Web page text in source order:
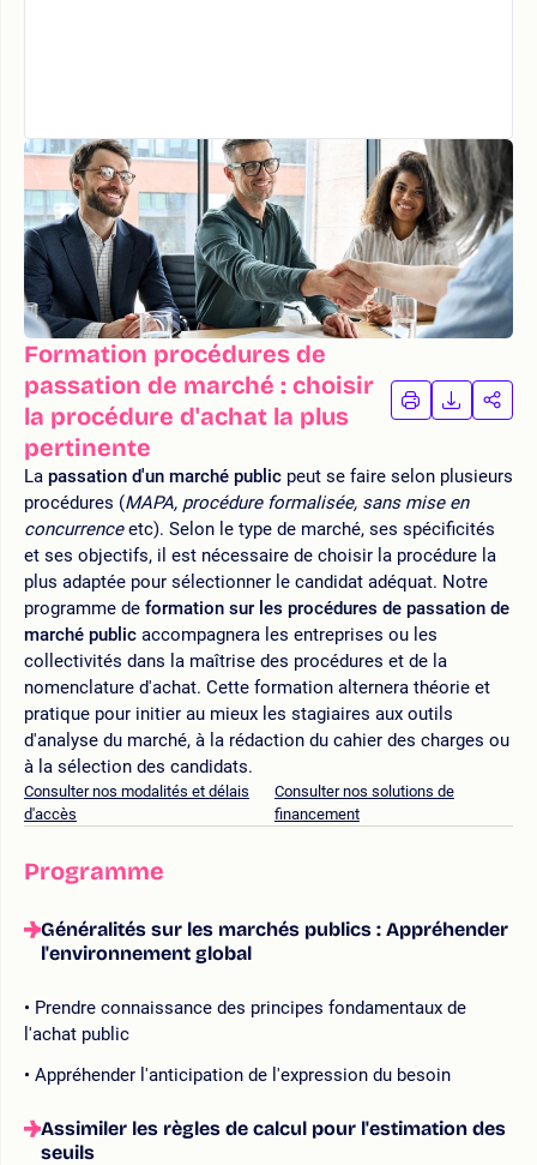
Formation procédures de
passation de marché : choisir
la procédure d'achat la plus
pertinente
IMPRIMER
LA
LA
La passation d'un marché public peut se faire selon plusieurs
procédures (MAPA, procédure formalisée, sans mise en
concurrenceetc). Selon le type de marché, ses spécificités
et ses objectifs, il est nécessaire de choisir la procédure la
plus adaptée pour sélectionner le candidat adéquat. Notre
programme de formation sur les procédures de passation de
marché public accompagnera les entreprises ou les
collectivités dans la maîtrise des procédures et de la
nomenclature d'achat. Cette formation alternera théorie et
pratique pour initier au mieux les stagiaires aux outils
d'analyse du marché, à la rédaction du cahier des charges ou
à la sélection des candidats.
Consulter nos modalités et délais
d'accès
Consulter nos solutions de
financement
Programme
Généralités sur les marchés publics : Appréhender
l'environnement global
Prendre connaissance des principes fondamentaux de
l'achat public
Appréhender l'anticipation de l'expression du besoin
Assimiler les règles de calcul pour l'estimation des
seuils